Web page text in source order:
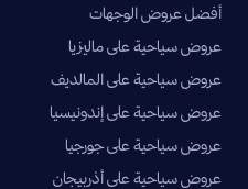
أفضل عروض الوجهات
عروض سياحية على ماليزيا
عروض سياحية على المالديف
عروض سياحية على إندونيسيا
عروض سياحية على جورجيا
عروض سياحية على أذربيجان